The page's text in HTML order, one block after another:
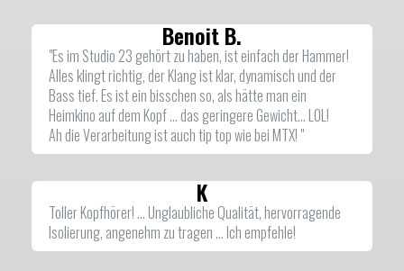
Benoit B.
"Es im Studio 23 gehört zu haben, ist einfach der Hammer!
Alles klingt richtig, der Klang ist klar, dynamisch und der
Bass tief. Es ist ein bisschen so, als hätte man ein
Heimkino auf dem Kopf ... das geringere Gewicht... LOL!
Ah die Verarbeitung ist auch tip top wie bei MTX! "
K
Toller Kopfhörer! … Unglaubliche Qualität, hervorragende
Isolierung, angenehm zu tragen ... Ich empfehle!